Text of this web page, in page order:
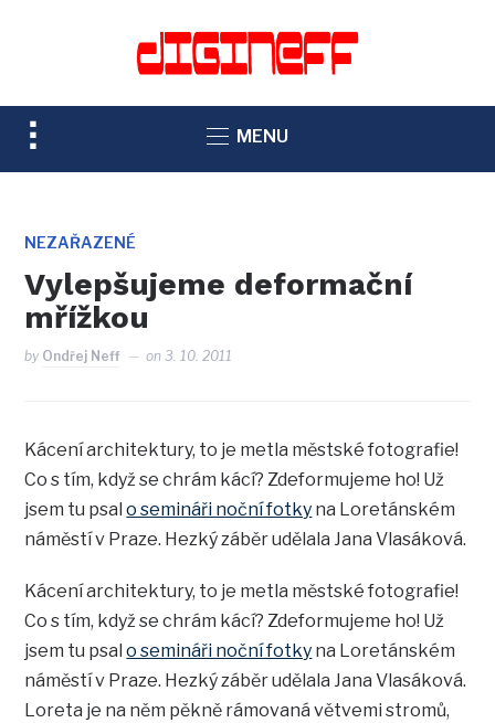
TOGGLE
SIDEBAR
NAVIGATION
MENU
NEZAŘAZENÉ
Vylepšujeme deformační
mřížkou
by Ondřej Neff on3. 10. 2011
Kácení architektury, to je metla městské fotografie!
Co s tím, když se chrám kácí? Zdeformujeme ho! Už
jsem tu psalo semináři noční fotky na Loretánském
náměstí v Praze. Hezký záběr udělala Jana Vlasáková.
Kácení architektury, to je metla městské fotografie!
Co s tím, když se chrám kácí? Zdeformujeme ho! Už
jsem tu psalo semináři noční fotky na Loretánském
náměstí v Praze. Hezký záběr udělala Jana Vlasáková.
Loreta je na něm pěkně rámovaná větvemi stromů,